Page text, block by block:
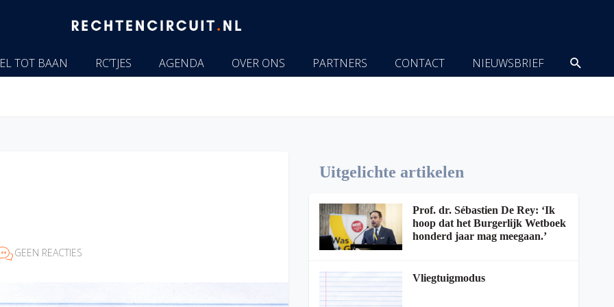
TOT BAAN RC’TJES AGENDA OVER ONS PARTNERS CONTACT NIEUWSBRIEF
GEEN REACTIES
Uitgelichte artikelen
Prof. dr. Sébastien De Rey: ‘Ik
hoop dat het Burgerlijk Wetboek
honderd jaar mag meegaan.’
Vliegtuigmodus